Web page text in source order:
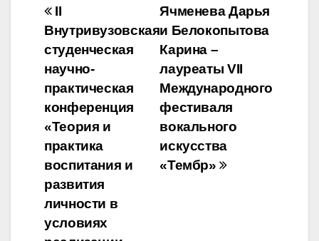
Навигация
по
записям
Ячменева Дарья
и Белокопытова
Карина –
лауреаты VII
Международного
фестиваля
вокального
искусства
«Тембр»
II
Внутривузовская
студенческая
научно-
практическая
конференция
«Теория и
практика
воспитания и
развития
личности в
условиях